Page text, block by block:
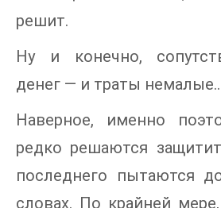
решит.
Ну и конечно,
денег — и траты
Наверное, именно
редко решаются
последнего пытаются
словах. По крайней